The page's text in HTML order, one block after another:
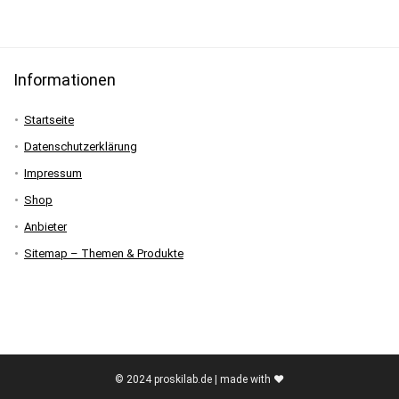
Informationen
Startseite
Datenschutzerklärung
Impressum
Shop
Anbieter
Sitemap – Themen & Produkte
© 2024 proskilab.de | made with ♥